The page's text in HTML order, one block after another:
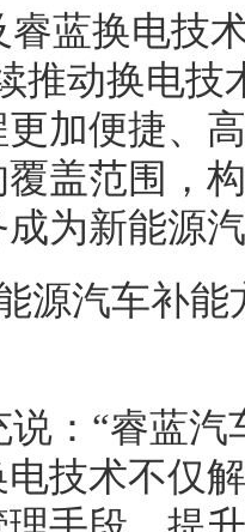
睿蓝换电技
推动换电技
加便捷、
盖范围，
为新能源
：“睿蓝
技术不仅